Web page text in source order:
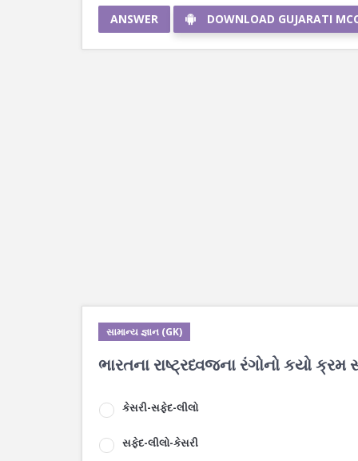
ANSWER DOWNLOAD GUJARATI
સામાન્ય જ્ઞાન (GK)
ભારતના રાષ્ટ્રધ્વજના રંગોનો કયો ક્રમ
કેસરી-સફેદ-લીલો
સફેદ-લીલો-કેસરી